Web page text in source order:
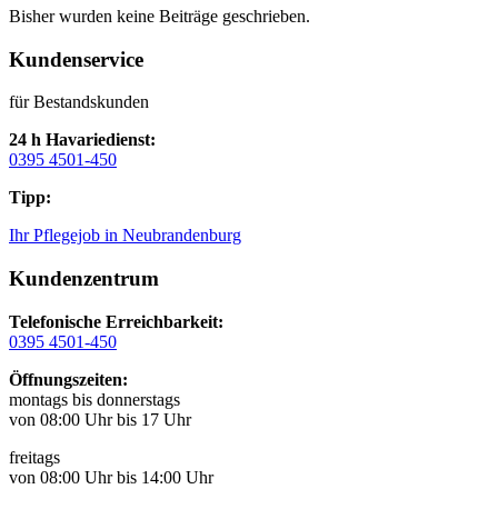
Bisher wurden keine Beiträge geschrieben.
Kundenservice
für Bestandskunden
24 h Havariedienst:
0395 4501-450
Tipp:
Ihr Pflegejob in Neubrandenburg
Kundenzentrum
Telefonische Erreichbarkeit:
0395 4501-450
Öffnungszeiten:
montags bis donnerstags
von 08:00 Uhr bis 17 Uhr
freitags
von 08:00 Uhr bis 14:00 Uhr